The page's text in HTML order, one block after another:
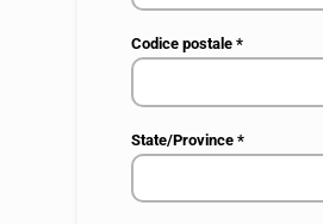
Codice postale*
State/Province*